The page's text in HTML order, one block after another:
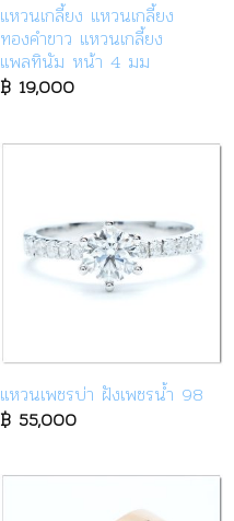
แหวนเกลี้ยง แหวนเกลี้ยง
ทองคำขาว แหวนเกลี้ยง
แพลทินัม หน้า 4 มม
฿19,000
แหวนเพชรบ่า ฝังเพชรน้ำ 98
฿55,000